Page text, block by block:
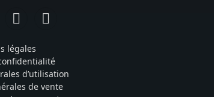
TikTok YouTube
légales
d’utilisation
de vente